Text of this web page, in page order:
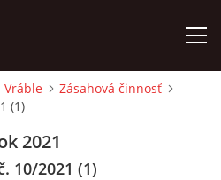
Vráble
Zásahová činnosť
(1)
2021
10/2021 (1)